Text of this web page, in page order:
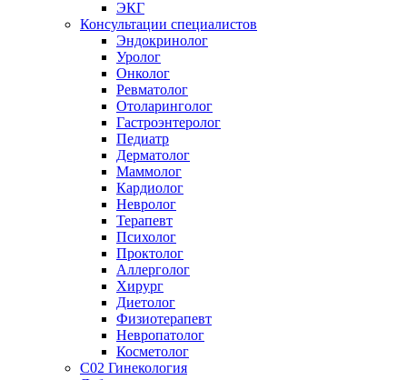
ЭКГ
Консультации специалистов
Эндокринолог
Уролог
Онколог
Ревматолог
Отоларинголог
Гастроэнтеролог
Педиатр
Дерматолог
Маммолог
Кардиолог
Невролог
Терапевт
Психолог
Проктолог
Аллерголог
Хирург
Диетолог
Физиотерапевт
Невропатолог
Косметолог
C02 Гинекология